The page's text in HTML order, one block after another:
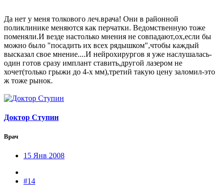
Да нет у меня толкового леч.врача! Они в районной
поликлинике меняются как перчатки. Ведомственную тоже
поменяли.И везде настолько мнения не совпадают,ох,если бы
можно было "посадить их всех рядышком",чтобы каждый
высказал свое мнение....И нейрохирургов я уже наслушалась-
один готов сразу имплант ставить,другой лазером не
хочет(только грыжи до 4-х мм),третий такую цену заломил-это
ж тоже рынок.
Доктор Ступин
Врач
15 Янв 2008
#14